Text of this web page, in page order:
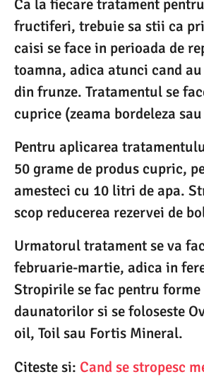
Ca la fiecare tratament
fructiferi, trebuie sa stii ca
caisi se face in perioada de
toamna, adica atunci cand
din frunze. Tratamentul se
cuprice (zeama bordeleza
Pentru aplicarea
50 grame de produs cupric,
amesteci cu 10 litri de apa.
scop reducerea rezervei de
Urmatorul tratament se va
februarie-martie, adica in
Stropirile se fac pentru
daunatorilor si se foloseste
oil, Toil sau Fortis Mineral.
Citeste si: Cand se stropesc